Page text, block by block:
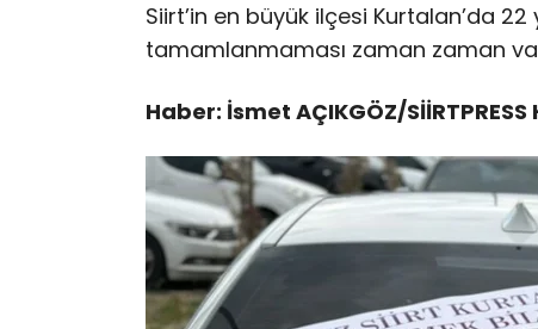
Siirt’in en büyük ilçesi Kurtalan’da
tamamlanmaması zaman zaman
Haber: İsmet AÇIKGÖZ/